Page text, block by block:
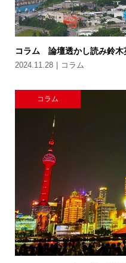
コラム 論壇透かし読み鈴木
2024.11.28 コラム
コラム